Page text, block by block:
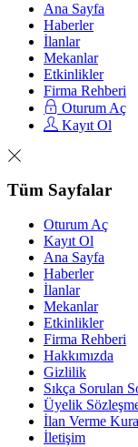
Ana Sayfa
Haberler
İlanlar
Mekanlar
Etkinlikler
Firma Rehberi
Oturum Aç
Kayıt Ol
Tüm Sayfalar
Oturum Aç
Kayıt Ol
Ana Sayfa
Haberler
İlanlar
Mekanlar
Etkinlikler
Firma Rehberi
Hakkımızda
Gizlilik
Sıkça Sorulan
Üyelik
İlan Verme
İletişim